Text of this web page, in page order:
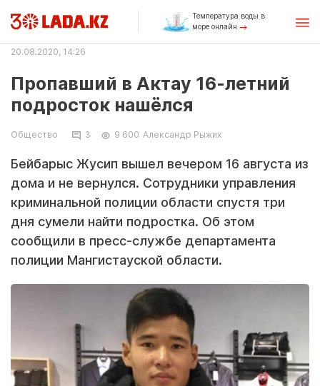
Температура воды в
море онлайн
20.08.2020, 14:26
Пропавший в Актау 16-летний
подросток нашёлся
Общество 3 9 600 Александр Рыжих
Бейбарыс Жусип вышел вечером 16 августа из
дома и не вернулся. Сотрудники управления
криминальной полиции области спустя три
дня сумели найти подростка. Об этом
сообщили в пресс-службе департамента
полиции Мангистауской области.